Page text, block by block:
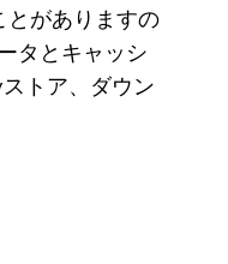
がありますの
タとキャッシ
トア、ダウン